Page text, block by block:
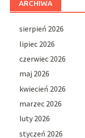
ARCHIWA
sierpień 2026
lipiec 2026
czerwiec 2026
maj 2026
kwiecień 2026
marzec 2026
luty 2026
styczeń 2026